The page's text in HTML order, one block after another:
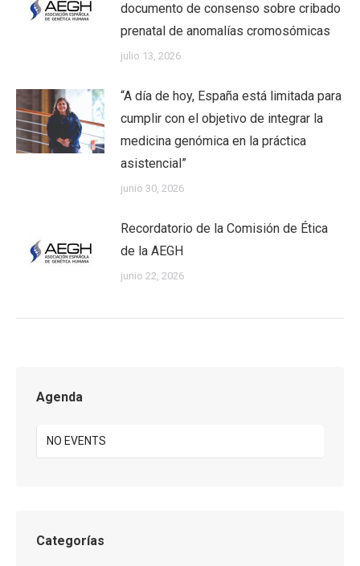
documento de consenso sobre cribado
prenatal de anomalías cromosómicas
julio 13, 2026
“A día de hoy, España está limitada para
cumplir con el objetivo de integrar la
medicina genómica en la práctica
asistencial”
junio 30, 2026
Recordatorio de la Comisión de Ética
de la AEGH
junio 22, 2026
Agenda
NO EVENTS
Categorías